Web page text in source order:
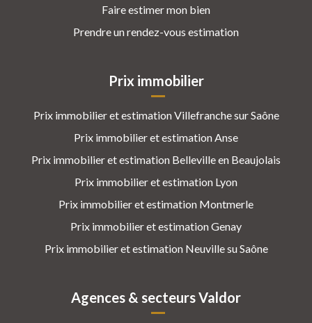
Faire estimer mon bien
Prendre un rendez-vous estimation
Prix immobilier
Prix immobilier et estimation Villefranche sur Saône
Prix immobilier et estimation Anse
Prix immobilier et estimation Belleville en Beaujolais
Prix immobilier et estimation Lyon
Prix immobilier et estimation Montmerle
Prix immobilier et estimation Genay
Prix immobilier et estimation Neuville su Saône
Agences & secteurs Valdor